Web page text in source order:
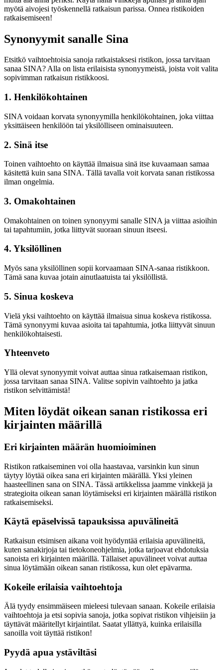
myötä aivojesi työskennellä ratkaisun parissa. Onnea ristikoiden
ratkaisemiseen!
Synonyymit sanalle Sina
Etsitkö vaihtoehtoisia sanoja ratkaistaksesi ristikon, jossa tarvitaan
sanaa SINA? Alla on lista erilaisista synonyymeistä, joista voit valita
sopivimman ratkaisun ristikkoosi.
1. Henkilökohtainen
SINA voidaan korvata synonyymilla henkilökohtainen, joka viittaa
yksittäiseen henkilöön tai yksilölliseen ominaisuuteen.
2. Sinä itse
Toinen vaihtoehto on käyttää ilmaisua sinä itse kuvaamaan samaa
käsitettä kuin sana SINA. Tällä tavalla voit korvata sanan ristikossa
ilman ongelmia.
3. Omakohtainen
Omakohtainen on toinen synonyymi sanalle SINA ja viittaa asioihin
tai tapahtumiin, jotka liittyvät suoraan sinuun itseesi.
4. Yksilöllinen
Myös sana yksilöllinen sopii korvaamaan SINA-sanaa ristikkoon.
Tämä sana kuvaa jotain ainutlaatuista tai yksilöllistä.
5. Sinua koskeva
Vielä yksi vaihtoehto on käyttää ilmaisua sinua koskeva ristikossa.
Tämä synonyymi kuvaa asioita tai tapahtumia, jotka liittyvät sinuun
henkilökohtaisesti.
Yhteenveto
Yllä olevat synonyymit voivat auttaa sinua ratkaisemaan ristikon,
jossa tarvitaan sanaa SINA. Valitse sopivin vaihtoehto ja jatka
ristikon selvittämistä!
Miten löydät oikean sanan ristikossa eri
kirjainten määrillä
Eri kirjainten määrän huomioiminen
Ristikon ratkaiseminen voi olla haastavaa, varsinkin kun sinun
täytyy löytää oikea sana eri kirjainten määrällä. Yksi yleinen
haasteellinen sana on SINA. Tässä artikkelissa jaamme vinkkejä ja
strategioita oikean sanan löytämiseksi eri kirjainten määrällä ristikon
ratkaisemiseksi.
Käytä epäselvissä tapauksissa apuvälineitä
Ratkaisun etsimisen aikana voit hyödyntää erilaisia apuvälineitä,
kuten sanakirjoja tai tietokoneohjelmia, jotka tarjoavat ehdotuksia
sanoista eri kirjainten määrillä. Tällaiset apuvälineet voivat auttaa
sinua löytämään oikean sanan ristikossa, kun olet epävarma.
Kokeile erilaisia vaihtoehtoja
Älä tyydy ensimmäiseen mieleesi tulevaan sanaan. Kokeile erilaisia
vaihtoehtoja ja etsi sopivia sanoja, jotka sopivat ristikon vihjeisiin ja
täyttävät määritellyt kirjaintilat. Saatat yllättyä, kuinka erilaisilla
sanoilla voit täyttää ristikon!
Pyydä apua ystäviltäsi